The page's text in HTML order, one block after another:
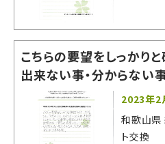
こちらの要望をしっかりと
出来ない事・分からない
ださったので非常に相談
出来ない質問や希望に
の場でされなかった為、
2023年2
和歌山県
ト交換